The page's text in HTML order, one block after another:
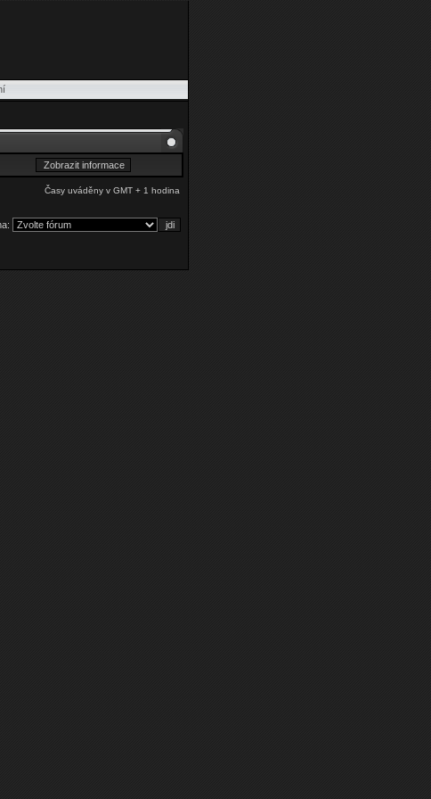
Časy uváděny v GMT + 1 hodina